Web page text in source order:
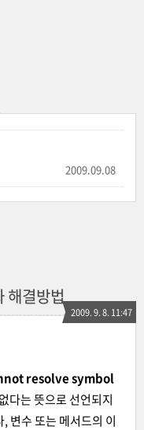
2009.09.08
해결방법
2009. 9. 8. 11:47
resolve symbol
다는 뜻으로 선언되지
변수 또는 메서드의 이